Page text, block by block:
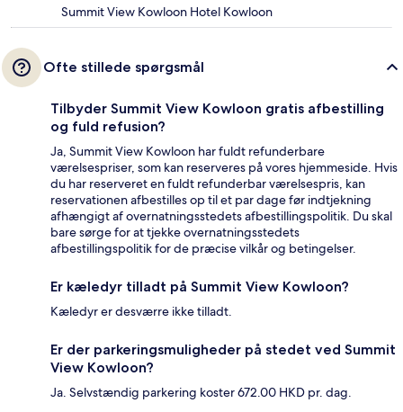
Summit View Kowloon Hotel Kowloon
Ofte stillede spørgsmål
Tilbyder Summit View Kowloon gratis afbestilling
og fuld refusion?
Ja, Summit View Kowloon har fuldt refunderbare
værelsespriser, som kan reserveres på vores hjemmeside. Hvis
du har reserveret en fuldt refunderbar værelsespris, kan
reservationen afbestilles op til et par dage før indtjekning
afhængigt af overnatningsstedets afbestillingspolitik. Du skal
bare sørge for at tjekke overnatningsstedets
afbestillingspolitik for de præcise vilkår og betingelser.
Er kæledyr tilladt på Summit View Kowloon?
Kæledyr er desværre ikke tilladt.
Er der parkeringsmuligheder på stedet ved Summit
View Kowloon?
Ja. Selvstændig parkering koster 672.00 HKD pr. dag.